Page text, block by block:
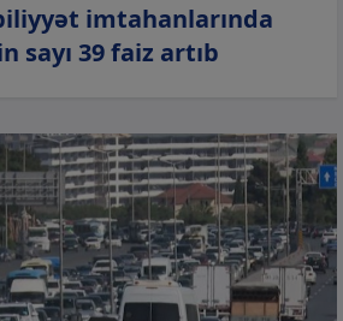
imtahanlarında
39 faiz artıb